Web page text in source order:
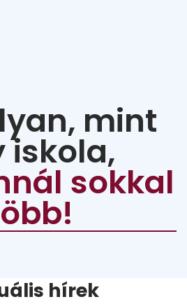
mint
iskola,
sokkal
hírek